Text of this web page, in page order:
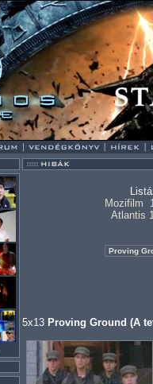
Mozifilm
Atlantis
5x13 Proving Ground (A